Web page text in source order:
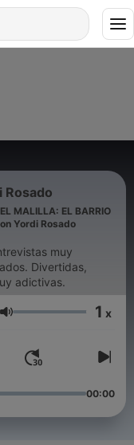
Rosado
MALILLA: EL BARRIO
Yordi Rosado
muy
Divertidas,
adictivas.
Volume 1 x
00:00